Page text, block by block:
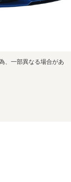
、一部異なる場合があ